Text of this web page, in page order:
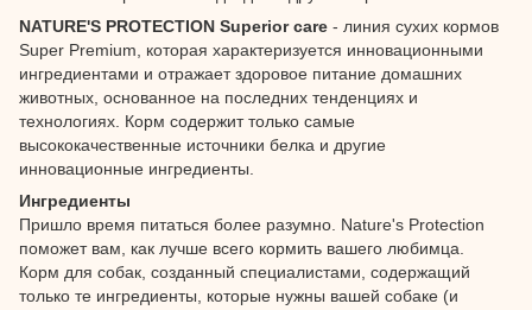
NATURE'S PROTECTION Superior care - линия сухих кормов
Super Premium, которая характеризуется инновационными
ингредиентами и отражает здоровое питание домашних
животных, основанное на последних тенденциях и
технологиях. Корм содержит только самые
высококачественные источники белка и другие
инновационные ингредиенты.
Ингредиенты
Пришло время питаться более разумно. Nature's Protection
поможет вам, как лучше всего кормить вашего любимца.
Корм для собак, созданный специалистами, содержащий
только те ингредиенты, которые нужны вашей собаке (и